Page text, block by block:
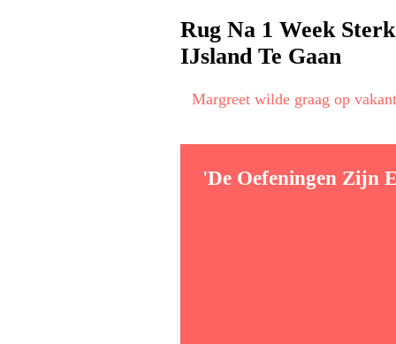
Rug Na 1 Week
IJsland Te Gaan
Margreet wilde graag op
'De Oefeningen Zijn